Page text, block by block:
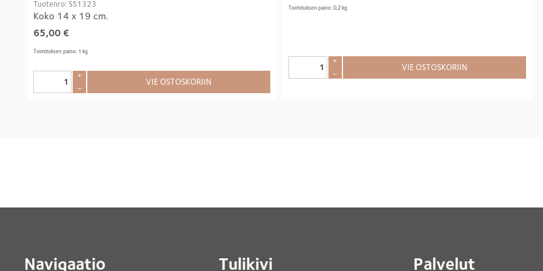
Tuotenro: SS1323
Koko 14 x 19 cm.
65,00 €
Toimituksen paino: 1 kg
+
–
VIE OSTOSKORIIN
Toimituksen paino: 0,2 kg
+
–
VIE OSTOSKORIIN
Navigaatio Tulikivi Palvelut